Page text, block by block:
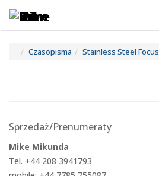
Czasopisma Stainless Steel Focus
Sprzedaż/Prenumeraty
Mike Mikunda
Tel. +44 208 3941793